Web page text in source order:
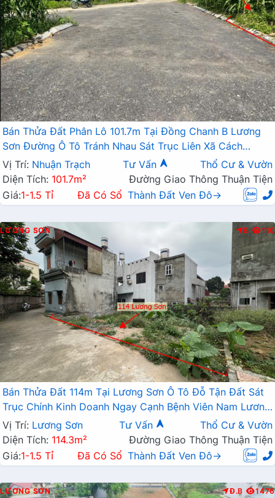
Bán Thửa Đất Phân Lô 101.7m Tại Đồng Chanh B Lương
Sơn Đường Ô Tô Tránh Nhau Sát Trục Liên Xã Cách
QL21A Chỉ Vài Trăm Mét
Vị Trí: Nhuận Trạch Tư Vấn
Thổ Cư & Vườn
Diện Tích: 101.7m²
Đường Giao Thông Thuận Tiện
Giá:1-1.5 Tỉ Đã Có Sổ Thành Đất Ven Đô→
LƯƠNG SƠN B 110
Bán Thửa Đất 114m Tại Lương Sơn Ô Tô Đỗ Tận Đất Sát
Trục Chính Kinh Doanh Ngay Cạnh Bệnh Viên Nam Lương
Sơn
Vị Trí: Lương Sơn Tư Vấn
Thổ Cư & Vườn
Diện Tích: 114.3m²
Đường Giao Thông Thuận Tiện
Giá:1-1.5 Tỉ Đã Có Sổ Thành Đất Ven Đô→
LƯƠNG SƠN Đ.B 1476